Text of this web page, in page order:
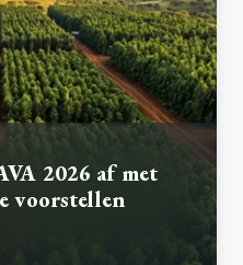
2026 af met
voorstellen